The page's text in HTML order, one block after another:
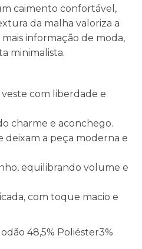
caimento confortável,
da malha valoriza a
informação de moda,
minimalista.
com liberdade e
charme e aconchego.
deixam a peça moderna e
equilibrando volume e
com toque macio e
48,5% Poliéster3%